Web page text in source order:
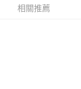
相關推薦